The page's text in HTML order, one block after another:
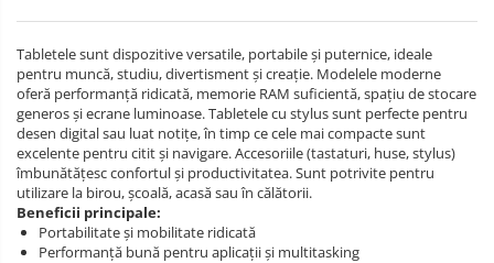
Tabletele sunt dispozitive versatile, portabile și puternice, ideale
pentru muncă, studiu, divertisment și creație. Modelele moderne
oferă performanță ridicată, memorie RAM suficientă, spațiu de stocare
generos și ecrane luminoase. Tabletele cu stylus sunt perfecte pentru
desen digital sau luat notițe, în timp ce cele mai compacte sunt
excelente pentru citit și navigare. Accesoriile (tastaturi, huse, stylus)
îmbunătățesc confortul și productivitatea. Sunt potrivite pentru
utilizare la birou, școală, acasă sau în călătorii.
Beneficii principale:
Portabilitate și mobilitate ridicată
Performanță bună pentru aplicații și multitasking